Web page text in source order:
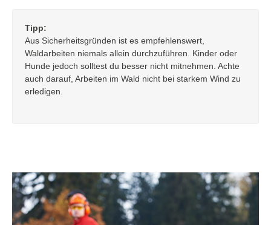
Tipp:
Aus Sicherheitsgründen ist es empfehlenswert,
Waldarbeiten niemals allein durchzuführen. Kinder oder
Hunde jedoch solltest du besser nicht mitnehmen. Achte
auch darauf, Arbeiten im Wald nicht bei starkem Wind zu
erledigen.